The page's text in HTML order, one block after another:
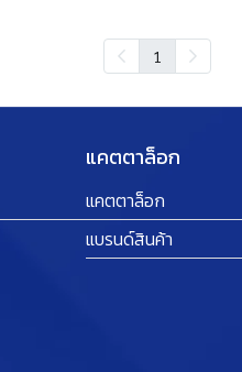
1
แคตตาล็อก
แคตตาล็อก
แบรนด์สินค้า